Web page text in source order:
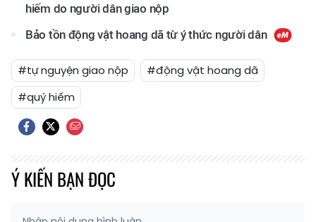
hiếm do người dân giao nộp
Bảo tồn động vật hoang dã từ ý thức người dân
#tự nguyện giao nộp
#động vật hoang dã
#quý hiếm
Ý KIẾN BẠN ĐỌC